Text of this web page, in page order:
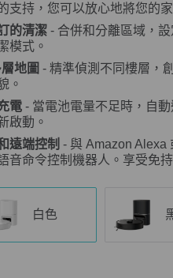
支持，您可以放心地將您的
的清潔 - 合併和分離區域，
模式。
地圖 - 精準偵測不同樓層，
。
電 - 當電池電量不足時，自
啟動。
遠端控制 - 與 Amazon Alexa
音命令控制機器人。享受免持
白色